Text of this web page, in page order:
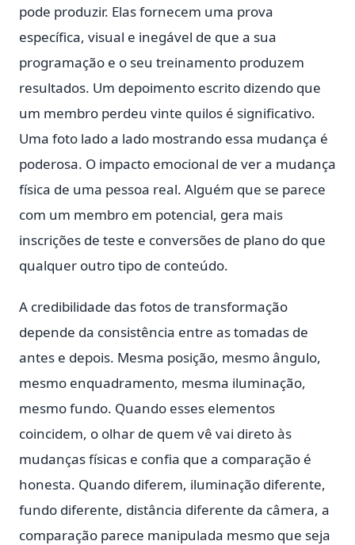
pode produzir. Elas fornecem uma prova
específica, visual e inegável de que a sua
programação e o seu treinamento produzem
resultados. Um depoimento escrito dizendo que
um membro perdeu vinte quilos é significativo.
Uma foto lado a lado mostrando essa mudança é
poderosa. O impacto emocional de ver a mudança
física de uma pessoa real. Alguém que se parece
com um membro em potencial, gera mais
inscrições de teste e conversões de plano do que
qualquer outro tipo de conteúdo.
A credibilidade das fotos de transformação
depende da consistência entre as tomadas de
antes e depois. Mesma posição, mesmo ângulo,
mesmo enquadramento, mesma iluminação,
mesmo fundo. Quando esses elementos
coincidem, o olhar de quem vê vai direto às
mudanças físicas e confia que a comparação é
honesta. Quando diferem, iluminação diferente,
fundo diferente, distância diferente da câmera, a
comparação parece manipulada mesmo que seja